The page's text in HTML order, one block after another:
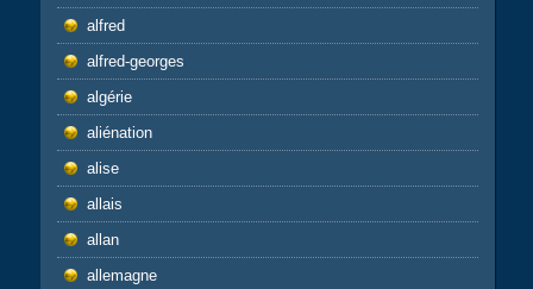
alfred
alfred-georges
algérie
aliénation
alise
allais
allan
allemagne